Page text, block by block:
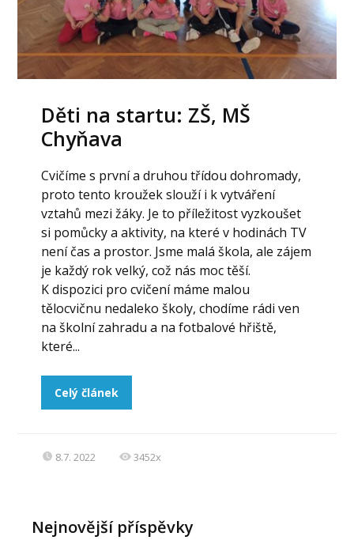
Děti na startu: ZŠ, MŠ
Chyňava
Cvičíme s první a druhou třídou dohromady,
proto tento kroužek slouží i k vytváření
vztahů mezi žáky. Je to příležitost vyzkoušet
si pomůcky a aktivity, na které v hodinách TV
není čas a prostor. Jsme malá škola, ale zájem
je každý rok velký, což nás moc těší.
K dispozici pro cvičení máme malou
tělocvičnu nedaleko školy, chodíme rádi ven
na školní zahradu a na fotbalové hřiště,
které...
Celý článek
8.7. 2022 3452x
Nejnovější příspěvky